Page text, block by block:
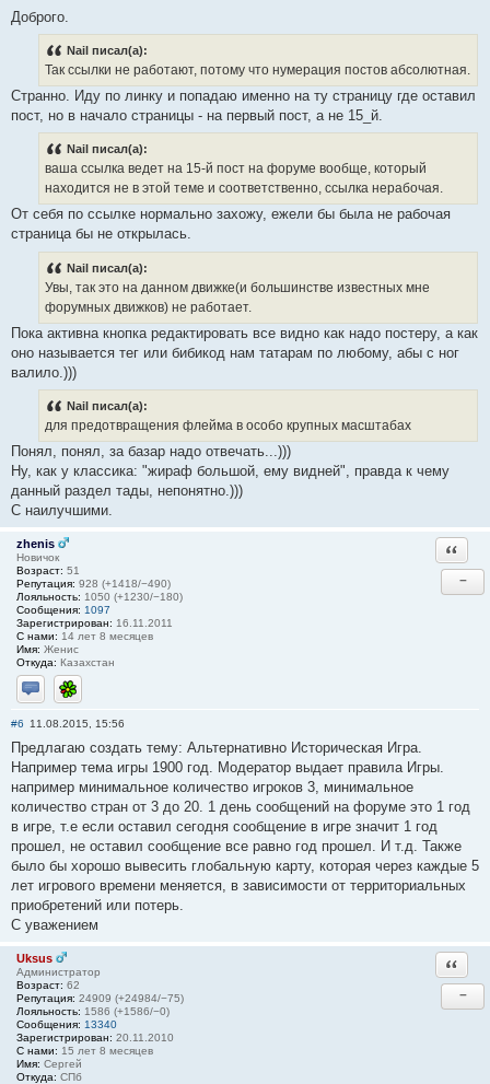
Доброго.
Nail писал(а):
Так ссылки не работают, потому что нумерация постов абсолютная.
Странно. Иду по линку и попадаю именно на ту страницу где оставил
пост, но в начало страницы - на первый пост, а не 15_й.
Nail писал(а):
ваша ссылка ведет на 15-й пост на форуме вообще, который
находится не в этой теме и соответственно, ссылка нерабочая.
От себя по ссылке нормально захожу, ежели бы была не рабочая
страница бы не открылась.
Nail писал(а):
Увы, так это на данном движке(и большинстве известных мне
форумных движков) не работает.
Пока активна кнопка редактировать все видно как надо постеру, а как
оно называется тег или бибикод нам татарам по любому, абы с ног
валило.)))
Nail писал(а):
для предотвращения флейма в особо крупных масштабах
Понял, понял, за базар надо отвечать...)))
Ну, как у классика: "жираф большой, ему видней", правда к чему
данный раздел тады, непонятно.)))
С наилучшими.
zhenis
Новичок
Возраст: 51
Репутация: 928 (+1418/−490)
Лояльность: 1050 (+1230/−180)
Сообщения: 1097
Зарегистрирован: 16.11.2011
С нами: 14 лет 8 месяцев
Имя: Женис
Откуда: Казахстан
Отправить личное сообщение
ICQ
−
#6 11.08.2015, 15:56
Предлагаю создать тему: Альтернативно Историческая Игра.
Например тема игры 1900 год. Модератор выдает правила Игры.
например минимальное количество игроков 3, минимальное
количество стран от 3 до 20. 1 день сообщений на форуме это 1 год
в игре, т.е если оставил сегодня сообщение в игре значит 1 год
прошел, не оставил сообщение все равно год прошел. И т.д. Также
было бы хорошо вывесить глобальную карту, которая через каждые 5
лет игрового времени меняется, в зависимости от территориальных
приобретений или потерь.
С уважением
Uksus
Администратор
Возраст: 62
Репутация: 24909 (+24984/−75)
Лояльность: 1586 (+1586/−0)
Сообщения: 13340
Зарегистрирован: 20.11.2010
С нами: 15 лет 8 месяцев
Имя: Сергей
Откуда: СПб
−